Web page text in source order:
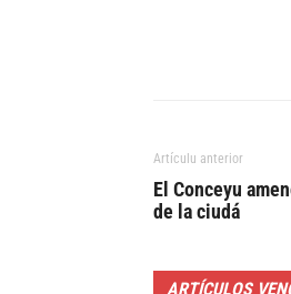
Artículu anterior
El Conceyu
de la ciudá
ARTÍCULOS